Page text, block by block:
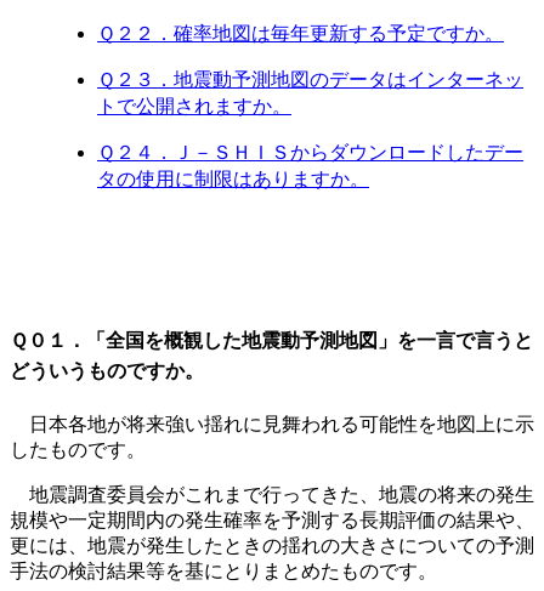
Ｑ２２．確率地図は毎年更新する予定ですか。
Ｑ２３．地震動予測地図のデータはインターネッ
トで公開されますか。
Ｑ２４．Ｊ－ＳＨＩＳからダウンロードしたデー
タの使用に制限はありますか。
Ｑ０１．「全国を概観した地震動予測地図」を一言で言うと
どういうものですか。
日本各地が将来強い揺れに見舞われる可能性を地図上に示
したものです。
地震調査委員会がこれまで行ってきた、地震の将来の発生
規模や一定期間内の発生確率を予測する長期評価の結果や、
更には、地震が発生したときの揺れの大きさについての予測
手法の検討結果等を基にとりまとめたものです。